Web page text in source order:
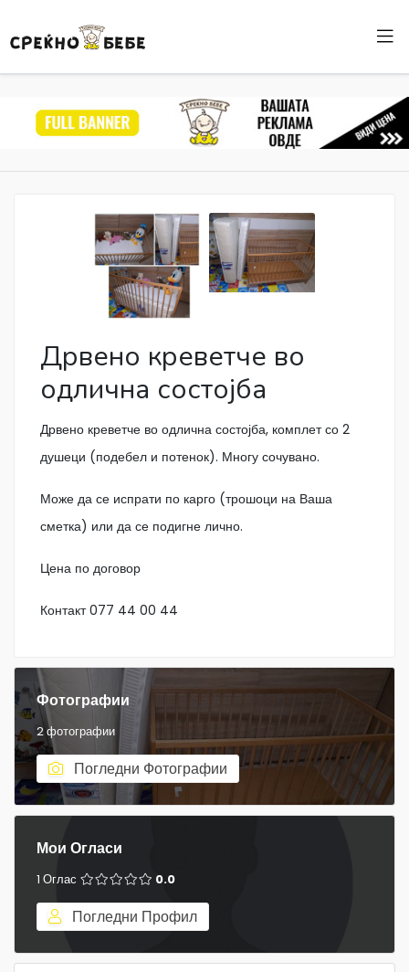
Дрвено креветче во
одлична состојба
Дрвено креветче во одлична состојба, комплет со 2
душеци (подебел и потенок). Многу сочувано.
Може да се испрати по карго (трошоци на Ваша
сметка) или да се подигне лично.
Цена по договор
Контакт 077 44 00 44
Фотографии
2 фотографии
Погледни Фотографии
Мои Огласи
1 Оглас 0.0
Погледни Профил